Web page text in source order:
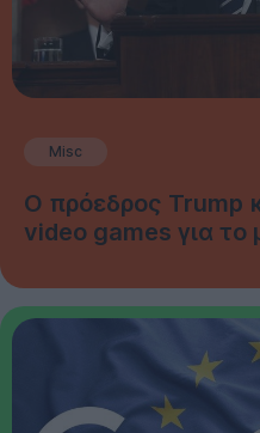
Misc
Ο πρόεδρος Trump
video games για το